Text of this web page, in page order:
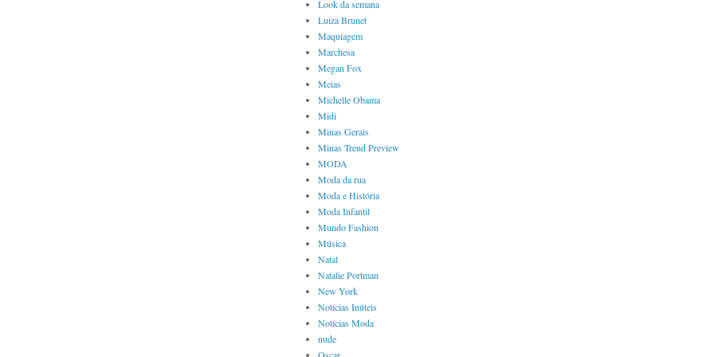
Look da semana
Luiza Brunet
Maquiagem
Marchesa
Megan Fox
Meias
Michelle Obama
Midi
Minas Gerais
Minas Trend Preview
MODA
Moda da rua
Moda e História
Moda Infantil
Mundo Fashion
Música
Natal
Natalie Portman
New York
Notícias Inúteis
Notícias Moda
nude